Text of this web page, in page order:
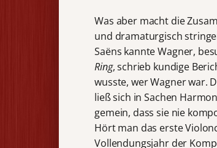
Was aber macht die
und dramaturgisch
Saëns kannte Wagner,
Ring, schrieb kundige
wusste, wer Wagner war.
ließ sich in Sachen
gemein, dass sie nie
Hört man das erste
Vollendungsjahr der